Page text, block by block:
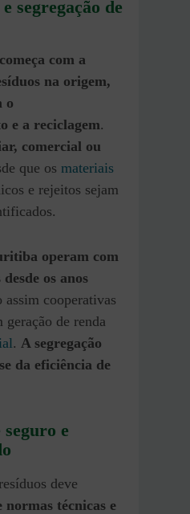
e segregação de
começa com a
na origem,
o
e a reciclagem.
comercial ou
que os materiais
e rejeitos sejam
operam com
os anos
assim cooperativas
geração de renda
. A segregação
da eficiência de
e
deve
normas técnicas e